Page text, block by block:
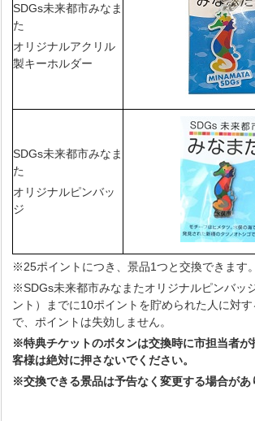
SDGs未来都市みなま
た
オリジナルアクリル
製キーホルダー
SDGs未来都市みなま
た
オリジナルピンバッ
ジ
※25ポイントにつき、景品1つと交換できます。
※SDGs未来都市みなまたオリジナルピンバッ
ント）までに10ポイントを貯められた人に対
で、ポイントは失効しません。
※特典チケットのボタンは交換時に市担当者が
客様は絶対に押さないでください。
※交換できる景品は予告なく変更する場合があ